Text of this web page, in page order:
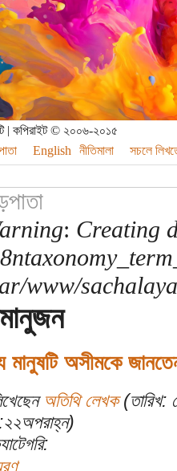
| কপিরাইট © ২০০৬-২০১৫
English নীতিমালা সচলে
: Creating
www/
মানুষটি অসীমকে
অতিথি লেখক(তারিখ: